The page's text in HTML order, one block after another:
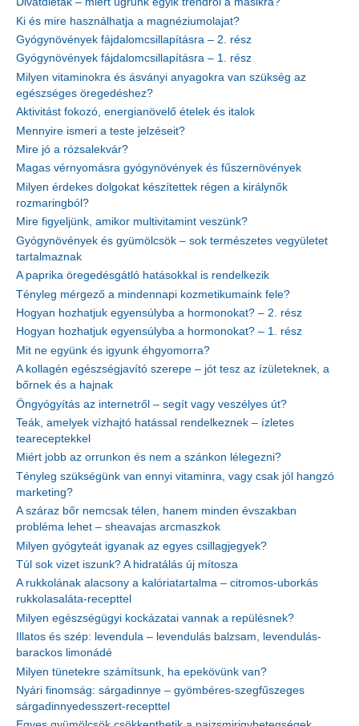
Ki és mire használhatja a magnéziumolajat?
Gyógynövények fájdalomcsillapításra – 2. rész
Gyógynövények fájdalomcsillapításra – 1. rész
Milyen vitaminokra és ásványi anyagokra van szükség az
egészséges öregedéshez?
Aktivitást fokozó, energianövelő ételek és italok
Mennyire ismeri a teste jelzéseit?
Mire jó a rózsalekvár?
Magas vérnyomásra gyógynövények és fűszernövények
Milyen érdekes dolgokat készítettek régen a királynők
rozmaringból?
Mire figyeljünk, amikor multivitamint veszünk?
Gyógynövények és gyümölcsök – sok természetes vegyületet
tartalmaznak
A paprika öregedésgátló hatásokkal is rendelkezik
Tényleg mérgező a mindennapi kozmetikumaink fele?
Hogyan hozhatjuk egyensúlyba a hormonokat? – 2. rész
Hogyan hozhatjuk egyensúlyba a hormonokat? – 1. rész
Mit ne együnk és igyunk éhgyomorra?
A kollagén egészségjavító szerepe – jót tesz az ízületeknek, a
bőrnek és a hajnak
Öngyógyítás az internetről – segít vagy veszélyes út?
Teák, amelyek vízhajtó hatással rendelkeznek – ízletes
teareceptekkel
Miért jobb az orrunkon és nem a szánkon lélegezni?
Tényleg szükségünk van ennyi vitaminra, vagy csak jól hangzó
marketing?
A száraz bőr nemcsak télen, hanem minden évszakban
probléma lehet – sheavajas arcmaszkok
Milyen gyógyteát igyanak az egyes csillagjegyek?
Túl sok vizet iszunk? A hidratálás új mítosza
A rukkolának alacsony a kalóriatartalma – citromos-uborkás
rukkolasaláta-recepttel
Milyen egészségügyi kockázatai vannak a repülésnek?
Illatos és szép: levendula – levendulás balzsam, levendulás-
barackos limonádé
Milyen tünetekre számítsunk, ha epekövünk van?
Nyári finomság: sárgadinnye – gyömbéres-szegfűszeges
sárgadinnyedesszert-recepttel